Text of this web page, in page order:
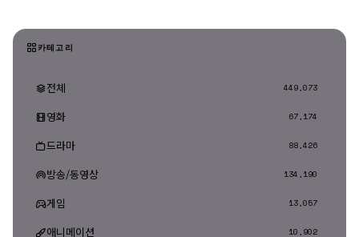
카테고리
전체 449,073
영화 67,174
드라마 88,426
방송/동영상 134,190
게임 13,057
애니메이션 10,902